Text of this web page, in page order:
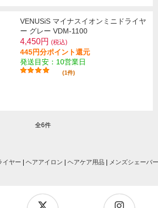
VENUSiS マイナスイオンミニドライヤ
ー グレー VDM-1100
4,450円 (税込)
445円分ポイント還元
発送目安：10営業日
(1件)
全6件
イヤー ヘアアイロン ヘアケア用品 メンズシェーバー